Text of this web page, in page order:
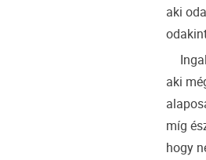
aki
aki
míg
hogy